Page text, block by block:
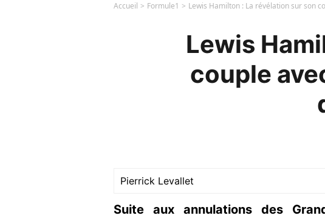
Accueil Formule1 Lewis Hamilton : La révélation sur son
Lewis
couple
Pierrick Levallet
Suite aux annulations des